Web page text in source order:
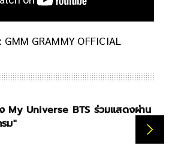
GRAMMY OFFICIAL
บ ไวพจน์ เพชรสุพรรณ ที่เหลือไว้เป็น